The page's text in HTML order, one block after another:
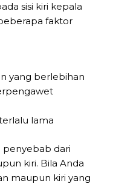
sisi kiri kepala
faktor
yang berlebihan
lama
dari
kiri. Bila Anda
maupun kiri yang